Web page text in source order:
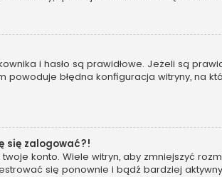
i hasło są prawidłowe. Jeżeli są
błędna konfiguracja witryny, na
się zalogować?!
konto. Wiele witryn, aby zmniejszyć
się ponownie i bądź bardziej